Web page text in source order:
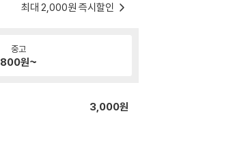
최대 2,000원 즉시할인
중고
800원~
3,000원